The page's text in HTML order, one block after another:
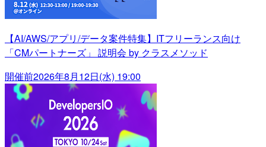
【AI/AWS/アプリ/データ案件特集】ITフリーランス向け
「CMパートナーズ」 説明会 by クラスメソッド
開催前2026年8月12日(水) 19:00